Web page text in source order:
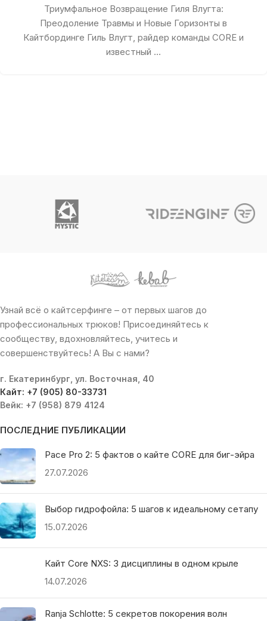
Триумфальное Возвращение Гиля Влугта:
Преодоление Травмы и Новые Горизонты в
Кайтбординге Гиль Влугт, райдер команды CORE и
известный ...
Узнай всё о кайтсерфинге – от первых шагов до
профессиональных трюков! Присоединяйтесь к
сообществу, вдохновляйтесь, учитесь и
совершенствуйтесь! А Вы с нами?
г. Екатеринбург, ул. Восточная, 40
Кайт: +7 (905) 80-33731
Вейк: +7 (958) 879 4124
ПОСЛЕДНИЕ ПУБЛИКАЦИИ
Pace Pro 2: 5 фактов о кайте CORE для биг-эйра
27.07.2026
Выбор гидрофойла: 5 шагов к идеальному сетапу
15.07.2026
Кайт Core NXS: 3 дисциплины в одном крыле
14.07.2026
Ranja Schlotte: 5 секретов покорения волн